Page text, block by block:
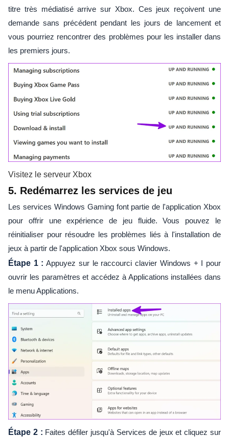
titre très médiatisé arrive sur Xbox. Ces jeux reçoivent une
demande sans précédent pendant les jours de lancement et
vous pourriez rencontrer des problèmes pour les installer dans
les premiers jours.
Visitez le serveur Xbox
5. Redémarrez les services de jeu
Les services Windows Gaming font partie de l'application Xbox
pour offrir une expérience de jeu fluide. Vous pouvez le
réinitialiser pour résoudre les problèmes liés à l'installation de
jeux à partir de l'application Xbox sous Windows.
Étape 1 : Appuyez sur le raccourci clavier Windows + I pour
ouvrir les paramètres et accédez à Applications installées dans
le menu Applications.
Étape 2 : Faites défiler jusqu'à Services de jeux et cliquez sur